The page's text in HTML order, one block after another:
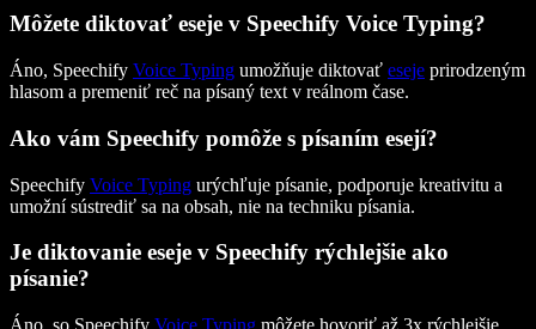
Môžete diktovať eseje v Speechify Voice Typing?
Áno, Speechify Voice Typing umožňuje diktovať eseje prirodzeným
hlasom a premeniť reč na písaný text v reálnom čase.
Ako vám Speechify pomôže s písaním esejí?
Speechify Voice Typing urýchľuje písanie, podporuje kreativitu a
umožní sústrediť sa na obsah, nie na techniku písania.
Je diktovanie eseje v Speechify rýchlejšie ako
písanie?
Áno, so Speechify Voice Typing môžete hovoriť až 3x rýchlejšie